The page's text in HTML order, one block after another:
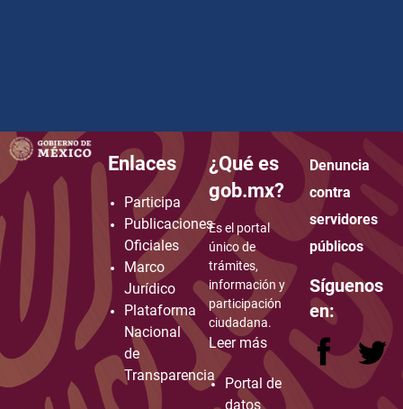
how to embed google map in website
Enlaces
Participa
Publicaciones
Oficiales
Marco
Jurídico
Plataforma
Nacional
de
Transparencia
¿Qué es
gob.mx?
Es el portal
único de
trámites,
información y
participación
ciudadana.
Leer más
Portal de
datos
Denuncia
contra
servidores
públicos
Síguenos
en: